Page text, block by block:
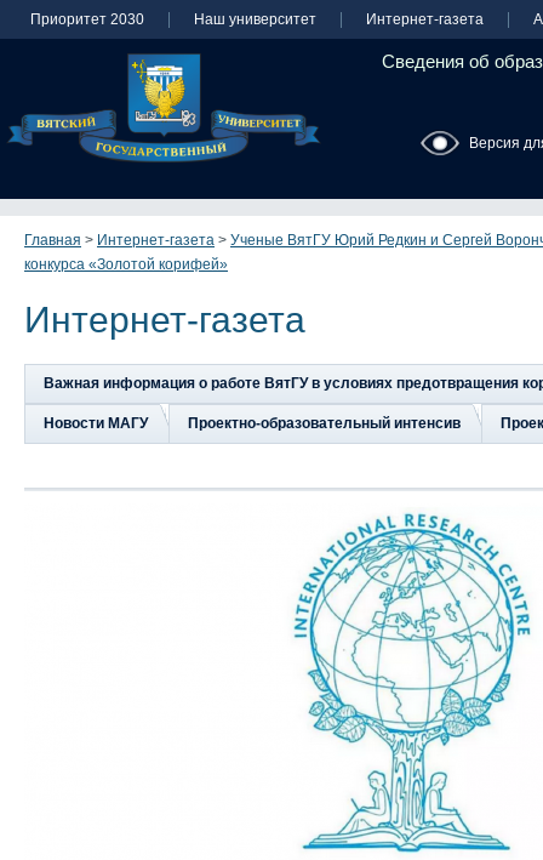
Приоритет 2030 Наш университет Интернет-газета
Сведения об
Версия
Главная > Интернет-газета > Ученые ВятГУ Юрий Редкин и Сергей
конкурса «Золотой корифей»
Интернет-газета
Важная информация о работе ВятГУ в условиях предотвращения
Новости МАГУ Проектно-образовательный интенсив